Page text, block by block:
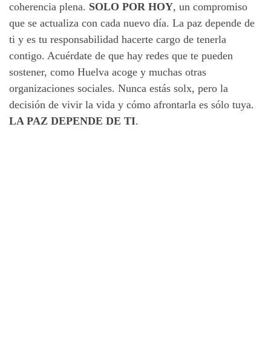
coherencia plena. SOLO POR HOY, un compromiso
que se actualiza con cada nuevo día. La paz depende de
ti y es tu responsabilidad hacerte cargo de tenerla
contigo. Acuérdate de que hay redes que te pueden
sostener, como Huelva acoge y muchas otras
organizaciones sociales. Nunca estás solx, pero la
decisión de vivir la vida y cómo afrontarla es sólo tuya.
LA PAZ DEPENDE DE TI.